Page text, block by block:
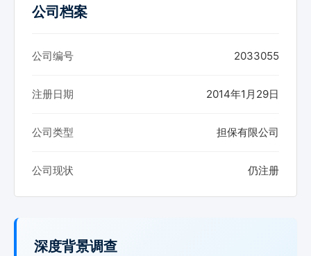
公司档案
公司编号 2033055
注册日期 2014年1月29日
公司类型 担保有限公司
公司现状 仍注册
深度背景调查